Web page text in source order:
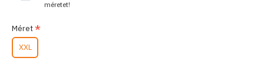
méretet!
Méret
XXL